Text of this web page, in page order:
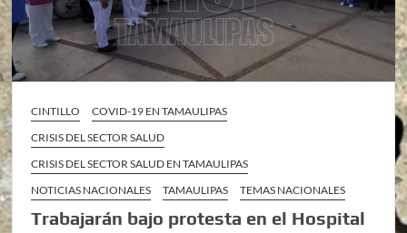
CINTILLO
COVID-19 EN TAMAULIPAS
CRISIS DEL SECTOR SALUD
CRISIS DEL SECTOR SALUD EN TAMAULIPAS
NOTICIAS NACIONALES
TAMAULIPAS TEMAS NACIONALES
Trabajarán bajo protesta en el Hospital